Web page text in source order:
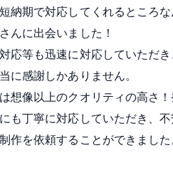
納期で対応してくれるところ
んに出会いました！
応等も迅速に対応していただ
に感謝しかありません。
想像以上のクオリティの高さ
も丁寧に対応していただき、
作を依頼することができました